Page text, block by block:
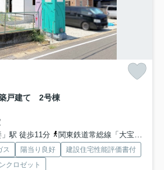
戸建て 2号棟
駅 徒歩11分
関東鉄道常総線「大宝」駅 徒歩45分車9分 3.6km
ス 陽当り良好
建設住宅性能評価書付
クロゼット